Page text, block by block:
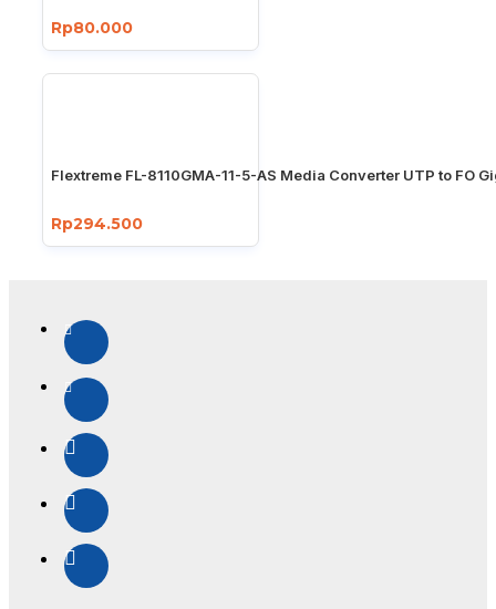
Rp80.000
Flextreme FL-8110GMA-11-5-AS Media Converter UTP to FO
Rp294.500